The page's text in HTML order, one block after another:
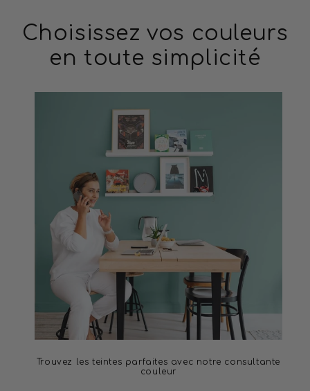
Choisissez vos couleurs
en toute simplicité
Trouvez les teintes parfaites avec notre consultante
couleur